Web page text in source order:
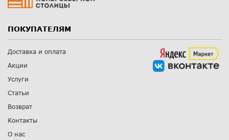
ПОКУПАТЕЛЯМ
Доставка и оплата
Акции
Услуги
Статьи
Возврат
Контакты
О нас